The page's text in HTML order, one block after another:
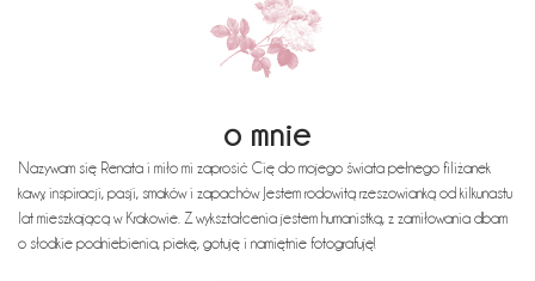
o mnie
Nazywam się Renata i miło mi zaprosić Cię do mojego świata pełnego filiżanek
kawy, inspiracji, pasji, smaków i zapachów. Jestem rodowitą rzeszowianką od kilkunastu
lat mieszkającą w Krakowie. Z wykształcenia jestem humanistką, z zamiłowania dbam
o słodkie podniebienia, piekę, gotuję i namiętnie fotografuję!